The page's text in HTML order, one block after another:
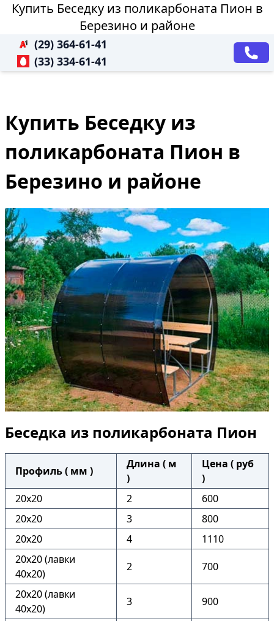
Купить Беседку из поликарбоната Пион в
Березино и районе
(29) 364-61-41
(33) 334-61-41
Купить Беседку из
поликарбоната Пион в
Березино и районе
Беседка из поликарбоната Пион
Профиль ( мм )
Длина ( м
)
Цена ( руб
)
20х20
2
600
20х20
3
800
20х20
4
1110
20х20 (лавки
40х20)
2 700
20х20 (лавки
40х20)
3 900